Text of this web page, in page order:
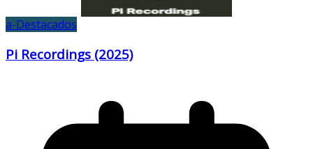
a-Destacados
Pi Recordings (2025)